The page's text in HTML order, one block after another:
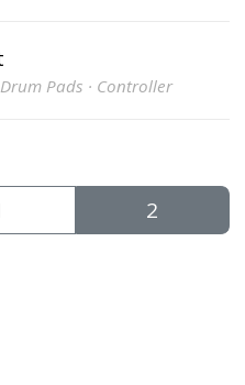
Pads · Controller
2